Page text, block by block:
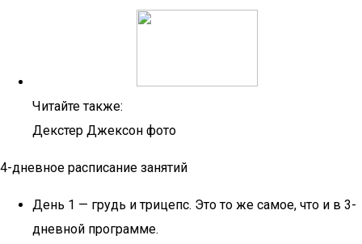
Читайте также:
Декстер Джексон фото
4-дневное расписание занятий
День 1 — грудь и трицепс. Это то же самое, что и в 3-
дневной программе.